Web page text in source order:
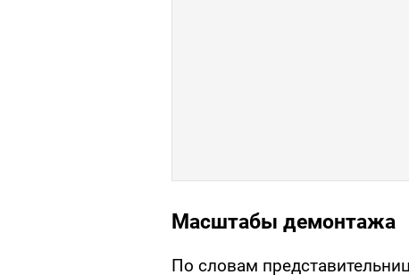
Масштабы демонтажа
По словам